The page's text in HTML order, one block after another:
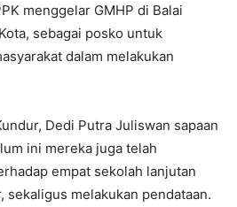
menggelar GMHP di Balai
sebagai posko untuk
dalam melakukan
Dedi Putra Juliswan sapaan
ini mereka juga telah
empat sekolah lanjutan
sekaligus melakukan pendataan.